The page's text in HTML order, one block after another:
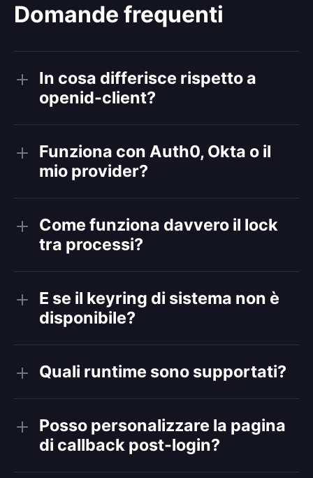
Domande frequenti
In cosa differisce rispetto a
openid-client?
Funziona con Auth0, Okta o il
mio provider?
Come funziona davvero il lock
tra processi?
E se il keyring di sistema non è
disponibile?
Quali runtime sono supportati?
Posso personalizzare la pagina
di callback post-login?